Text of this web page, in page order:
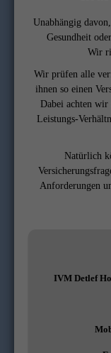
Unabhängig
Gesundheit
Wir
Wir prüfen alle
ihnen so einen
Dabei achten wir
Leistungs-
Natürlich
Anforderungen
IVM Detlef